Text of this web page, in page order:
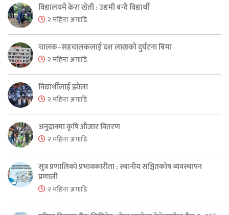
विद्यालयमै केरा खेती : उद्यमी बन्दै विद्यार्थी
२ महिना अगाडि
चालक–सहचालकलाई दश लाखको दुर्घटना बिमा
२ महिना अगाडि
विद्यार्थीलाई झोला
२ महिना अगाडि
अनुदानमा कृषि औजार वितरण
२ महिना अगाडि
सुत्र प्रणालिको प्रभावकारीता : स्थानीय सञ्चितकोष व्यवस्थापन
प्रणाली
२ महिना अगाडि